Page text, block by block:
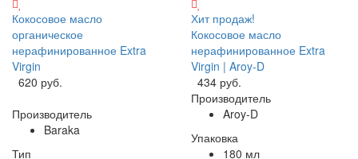
Кокосовое масло
органическое
нерафинированное Extra
Virgin
620 руб.
Производитель
Baraka
Тип
Хит продаж!
Кокосовое масло
нерафинированное Extra
Virgin | Aroy-D
434 руб.
Производитель
Aroy-D
Упаковка
180 мл